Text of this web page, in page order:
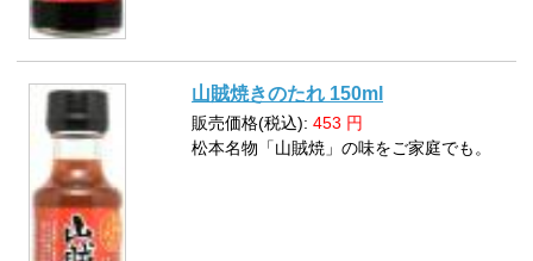
山賊焼きのたれ 150ml
販売価格(税込): 453 円
松本名物「山賊焼」の味をご家庭でも。